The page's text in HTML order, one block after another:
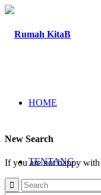
HOME
TENTANG
New Search
If you are not happy with